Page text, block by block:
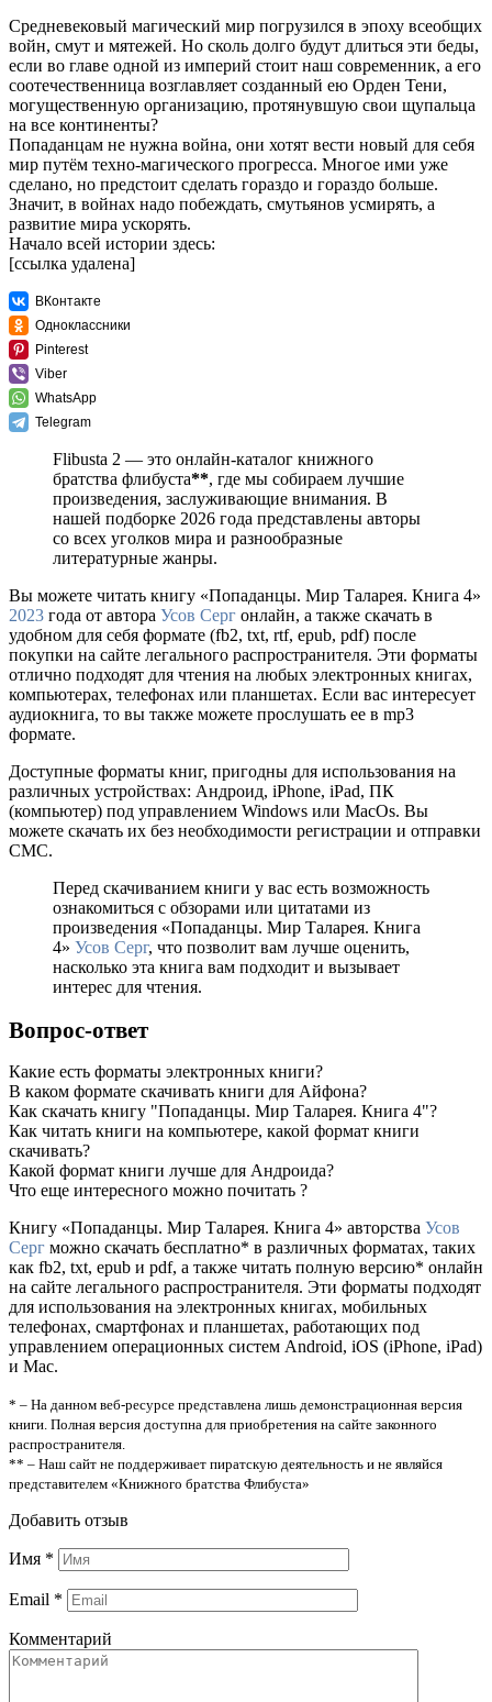
Средневековый магический мир погрузился в эпоху всеобщих
войн, смут и мятежей. Но сколь долго будут длиться эти беды,
если во главе одной из империй стоит наш современник, а его
соотечественница возглавляет созданный ею Орден Тени,
могущественную организацию, протянувшую свои щупальца
на все континенты?
Попаданцам не нужна война, они хотят вести новый для себя
мир путём техно-магического прогресса. Многое ими уже
сделано, но предстоит сделать гораздо и гораздо больше.
Значит, в войнах надо побеждать, смутьянов усмирять, а
развитие мира ускорять.
Начало всей истории здесь:
[ссылка удалена]
ВКонтакте
Одноклассники
Pinterest
Viber
WhatsApp
Telegram
Flibusta 2 — это онлайн-каталог книжного
братства флибуста**, где мы собираем лучшие
произведения, заслуживающие внимания. В
нашей подборке 2026 года представлены авторы
со всех уголков мира и разнообразные
литературные жанры.
Вы можете читать книгу «Попаданцы. Мир Таларея. Книга 4»
2023 года от автора Усов Серг онлайн, а также скачать в
удобном для себя формате (fb2, txt, rtf, epub, pdf) после
покупки на сайте легального распространителя. Эти форматы
отлично подходят для чтения на любых электронных книгах,
компьютерах, телефонах или планшетах. Если вас интересует
аудиокнига, то вы также можете прослушать ее в mp3
формате.
Доступные форматы книг, пригодны для использования на
различных устройствах: Андроид, iPhone, iPad, ПК
(компьютер) под управлением Windows или MacOs. Вы
можете скачать их без необходимости регистрации и отправки
СМС.
Перед скачиванием книги у вас есть возможность
ознакомиться с обзорами или цитатами из
произведения «Попаданцы. Мир Таларея. Книга
4» Усов Серг, что позволит вам лучше оценить,
насколько эта книга вам подходит и вызывает
интерес для чтения.
Вопрос-ответ
Какие есть форматы электронных книги?
В каком формате скачивать книги для Айфона?
Как скачать книгу "Попаданцы. Мир Таларея. Книга 4"?
Как читать книги на компьютере, какой формат книги
скачивать?
Какой формат книги лучше для Андроида?
Что еще интересного можно почитать ?
Книгу «Попаданцы. Мир Таларея. Книга 4» авторства Усов
Серг можно скачать бесплатно* в различных форматах, таких
как fb2, txt, epub и pdf, а также читать полную версию* онлайн
на сайте легального распространителя. Эти форматы подходят
для использования на электронных книгах, мобильных
телефонах, смартфонах и планшетах, работающих под
управлением операционных систем Android, iOS (iPhone, iPad)
и Mac.
* – На данном веб-ресурсе представлена лишь демонстрационная версия
книги. Полная версия доступна для приобретения на сайте законного
распространителя.
** – Наш сайт не поддерживает пиратскую деятельность и не являйся
представителем «Книжного братства Флибуста»
Добавить отзыв
Имя *
Email *
Комментарий